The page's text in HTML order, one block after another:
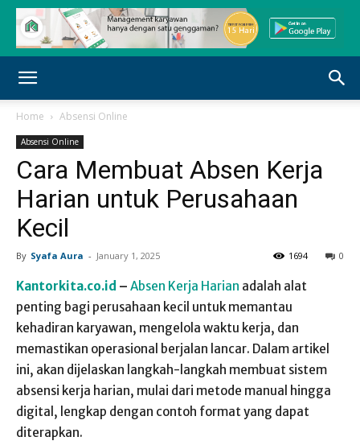
Home Absensi Online
Absensi Online
Cara Membuat Absen Kerja
Harian untuk Perusahaan
Kecil
By Syafa Aura - January 1, 2025 0
1694
Kantorkita.co.id – Absen Kerja Harian adalah alat
penting bagi perusahaan kecil untuk memantau
kehadiran karyawan, mengelola waktu kerja, dan
memastikan operasional berjalan lancar. Dalam artikel
ini, akan dijelaskan langkah-langkah membuat sistem
absensi kerja harian, mulai dari metode manual hingga
digital, lengkap dengan contoh format yang dapat
diterapkan.